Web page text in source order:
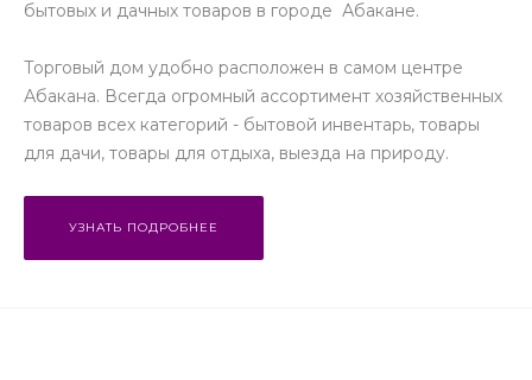
бытовых и дачных товаров в городе Абакане.
Торговый дом удобно расположен в самом центре
Абакана. Всегда огромный ассортимент хозяйственных
товаров всех категорий - бытовой инвентарь, товары
для дачи, товары для отдыха, выезда на природу.
УЗНАТЬ ПОДРОБНЕЕ